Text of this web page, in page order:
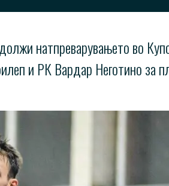
натпреварувањето во
и РК Вардар Неготино за